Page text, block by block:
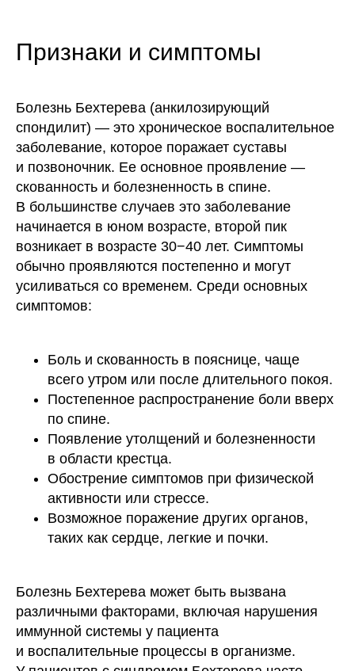
Признаки и симптомы
Болезнь Бехтерева (анкилозирующий
спондилит) — это хроническое воспалительное
заболевание, которое поражает суставы
и позвоночник. Ее основное проявление —
скованность и болезненность в спине.
В большинстве случаев это заболевание
начинается в юном возрасте, второй пик
возникает в возрасте 30−40 лет. Симптомы
обычно проявляются постепенно и могут
усиливаться со временем. Среди основных
симптомов:
Боль и скованность в пояснице, чаще
всего утром или после длительного покоя.
Постепенное распространение боли вверх
по спине.
Появление утолщений и болезненности
в области крестца.
Обострение симптомов при физической
активности или стрессе.
Возможное поражение других органов,
таких как сердце, легкие и почки.
Болезнь Бехтерева может быть вызвана
различными факторами, включая нарушения
иммунной системы у пациента
и воспалительные процессы в организме.